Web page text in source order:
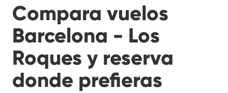
Compara vuelos
Barcelona - Los
Roques y reserva
donde prefieras